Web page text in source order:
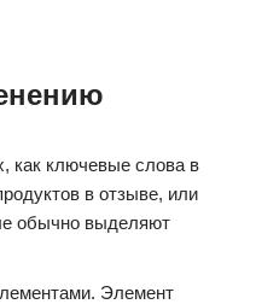
как ключевые слова в
в отзыве, или
обычно выделяют
Элемент